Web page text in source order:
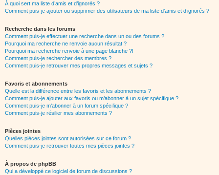
À quoi sert ma liste d’amis et d’ignorés ?
Comment puis-je ajouter ou supprimer des utilisateurs de ma liste d’amis et d’ignorés ?
Recherche dans les forums
Comment puis-je effectuer une recherche dans un ou des forums ?
Pourquoi ma recherche ne renvoie aucun résultat ?
Pourquoi ma recherche renvoie à une page blanche ?!
Comment puis-je rechercher des membres ?
Comment puis-je retrouver mes propres messages et sujets ?
Favoris et abonnements
Quelle est la différence entre les favoris et les abonnements ?
Comment puis-je ajouter aux favoris ou m’abonner à un sujet spécifique ?
Comment puis-je m’abonner à un forum spécifique ?
Comment puis-je résilier mes abonnements ?
Pièces jointes
Quelles pièces jointes sont autorisées sur ce forum ?
Comment puis-je retrouver toutes mes pièces jointes ?
À propos de phpBB
Qui a développé ce logiciel de forum de discussions ?